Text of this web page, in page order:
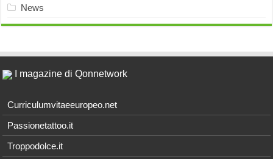
News
I magazine di Qonnetwork
Curriculumvitaeeuropeo.net
Passionetattoo.it
Troppodolce.it